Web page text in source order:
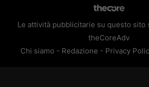
Le attività pubblicitarie su questo sito
theCoreAdv
Chi siamo - Redazione - Privacy